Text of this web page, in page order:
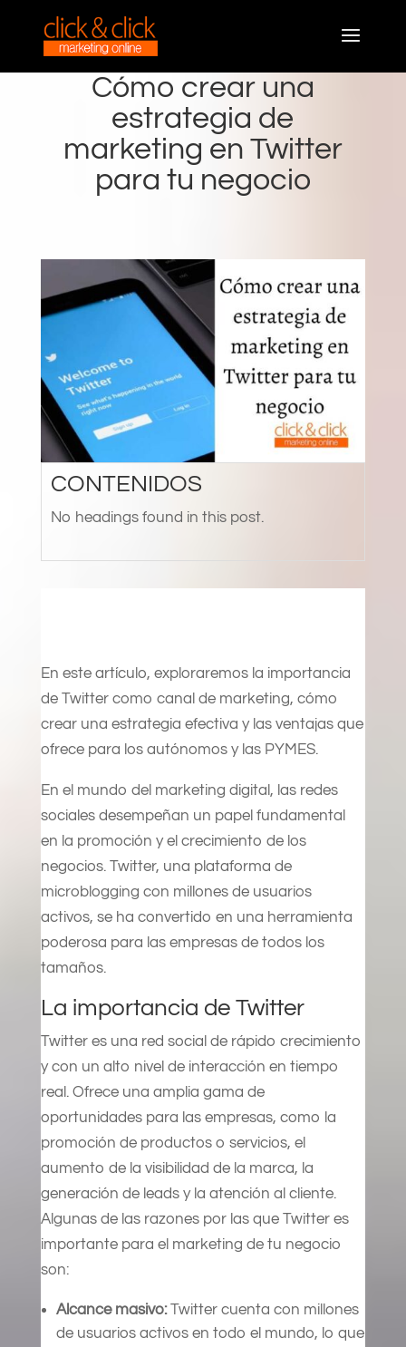
Cómo crear una
estrategia de
marketing en Twitter
para tu negocio
CONTENIDOS
No headings found in this post.
En este artículo, exploraremos la importancia
de Twitter como canal de marketing, cómo
crear una estrategia efectiva y las ventajas que
ofrece para los autónomos y las PYMES.
En el mundo del marketing digital, las redes
sociales desempeñan un papel fundamental
en la promoción y el crecimiento de los
negocios. Twitter, una plataforma de
microblogging con millones de usuarios
activos, se ha convertido en una herramienta
poderosa para las empresas de todos los
tamaños.
La importancia de Twitter
Twitter es una red social de rápido crecimiento
y con un alto nivel de interacción en tiempo
real. Ofrece una amplia gama de
oportunidades para las empresas, como la
promoción de productos o servicios, el
aumento de la visibilidad de la marca, la
generación de leads y la atención al cliente.
Algunas de las razones por las que Twitter es
importante para el marketing de tu negocio
son:
Alcance masivo:Twitter cuenta con millones
de usuarios activos en todo el mundo, lo que